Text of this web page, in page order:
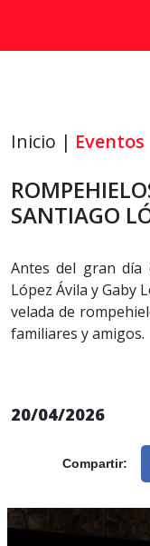
Inicio | Eventos
SANTIAGO
Antes del gran día
López Ávila y Gaby
velada de
familiares y amigos.
20/04/2026
Compartir: